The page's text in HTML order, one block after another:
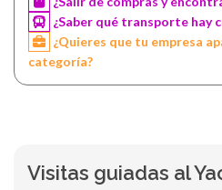
¿Saber qué transporte hay
¿Quieres que tu empresa
categoría?
Visitas guiadas al